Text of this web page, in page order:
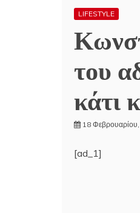
LIFESTYLE
του
κάτι
18
[ad_1]